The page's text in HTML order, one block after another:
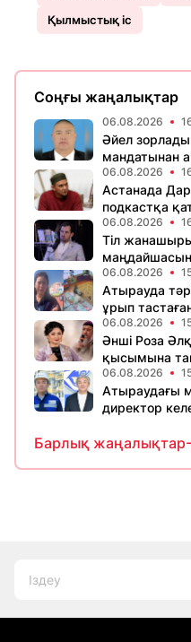
Қылмыстық іс
Соңғы жаңалықтар
06.08.2026
Әйел зорлады
мандатынан
06.08.2026
Астанада
подкастқа
06.08.2026
Тіл
06.08.2026
Атырауда
ұрып
06.08.2026
Әнші Роза
қысымына
06.08.2026
Атыраудағы
директор
Барлық жаңалықтар